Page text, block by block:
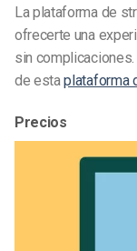
La plataforma de
ofrecerte una
sin
de estaplataforma
Precios